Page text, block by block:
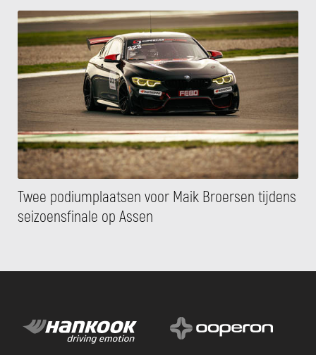
Twee podiumplaatsen voor Maik Broersen tijdens
seizoensfinale op Assen